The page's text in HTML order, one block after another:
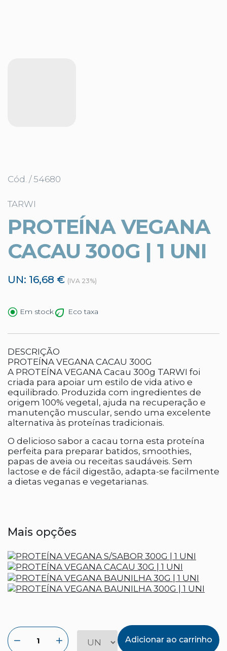
Cód. / 54680
TARWI
PROTEÍNA VEGANA
CACAU 300G | 1 UNI
UN: 16,68 € (IVA 23%)
Em stock Eco taxa
DESCRIÇÃO
PROTEÍNA VEGANA CACAU 300G
A PROTEÍNA VEGANA Cacau 300g TARWI foi
criada para apoiar um estilo de vida ativo e
equilibrado. Produzida com ingredientes de
origem 100% vegetal, ajuda na recuperação e
manutenção muscular, sendo uma excelente
alternativa às proteínas tradicionais.
O delicioso sabor a cacau torna esta proteína
perfeita para preparar batidos, smoothies,
papas de aveia ou receitas saudáveis. Sem
lactose e de fácil digestão, adapta-se facilmente
a dietas veganas e vegetarianas.
Mais opções
Adicionar ao carrinho